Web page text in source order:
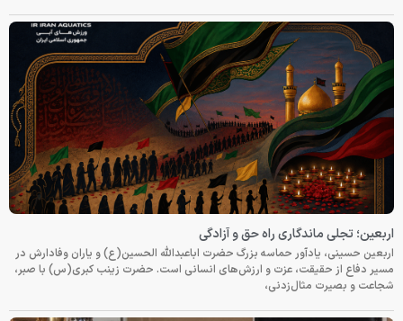
اربعین؛ تجلی ماندگاری راه حق و آزادگی
اربعین حسینی، یادآور حماسه بزرگ حضرت اباعبدالله الحسین(ع) و یاران وفادارش در
مسیر دفاع از حقیقت، عزت و ارزش‌های انسانی است. حضرت زینب کبری(س) با صبر،
شجاعت و بصیرت مثال‌زدنی،